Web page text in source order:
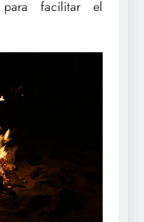
para facilitar el